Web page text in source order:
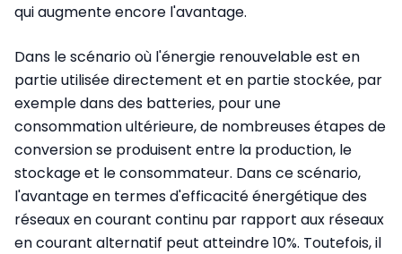
qui augmente encore l'avantage.
Dans le scénario où l'énergie renouvelable est en
partie utilisée directement et en partie stockée, par
exemple dans des batteries, pour une
consommation ultérieure, de nombreuses étapes de
conversion se produisent entre la production, le
stockage et le consommateur. Dans ce scénario,
l'avantage en termes d'efficacité énergétique des
réseaux en courant continu par rapport aux réseaux
en courant alternatif peut atteindre 10%. Toutefois, il